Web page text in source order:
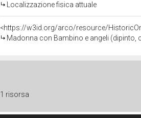
Localizzazione fisica attuale
<https://w3id.org/arco/resource/
Madonna con Bambino e angeli (dipinto,
1 risorsa